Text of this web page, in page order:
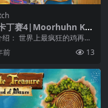
丁赛4|Moorhuhn Kar
绍： 世界上最疯狂的鸡再次
道上！疯狂的角色、酷炫的
丁车，以及...
前 13